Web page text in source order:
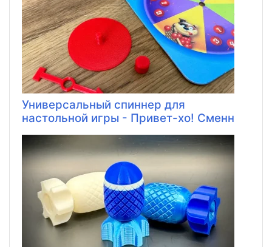
Универсальный спиннер для
настольной игры - Привет-хо! Сменн